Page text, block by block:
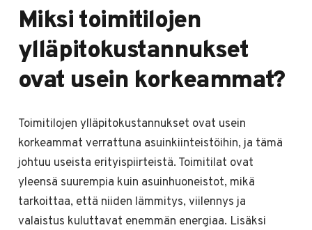
Miksi toimitilojen
ylläpitokustannukset
ovat usein korkeammat?
Toimitilojen ylläpitokustannukset ovat usein
korkeammat verrattuna asuinkiinteistöihin, ja tämä
johtuu useista erityispiirteistä. Toimitilat ovat
yleensä suurempia kuin asuinhuoneistot, mikä
tarkoittaa, että niiden lämmitys, viilennys ja
valaistus kuluttavat enemmän energiaa. Lisäksi